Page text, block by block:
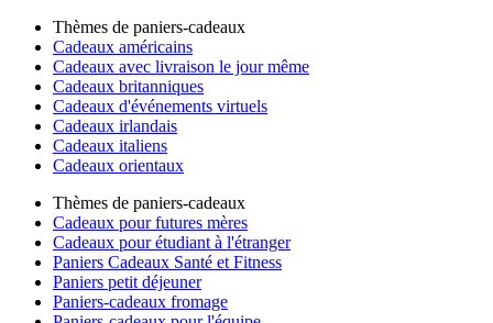
Thèmes de paniers-cadeaux
Cadeaux américains
Cadeaux avec livraison le jour même
Cadeaux britanniques
Cadeaux d'événements virtuels
Cadeaux irlandais
Cadeaux italiens
Cadeaux orientaux
Thèmes de paniers-cadeaux
Cadeaux pour futures mères
Cadeaux pour étudiant à l'étranger
Paniers Cadeaux Santé et Fitness
Paniers petit déjeuner
Paniers-cadeaux fromage